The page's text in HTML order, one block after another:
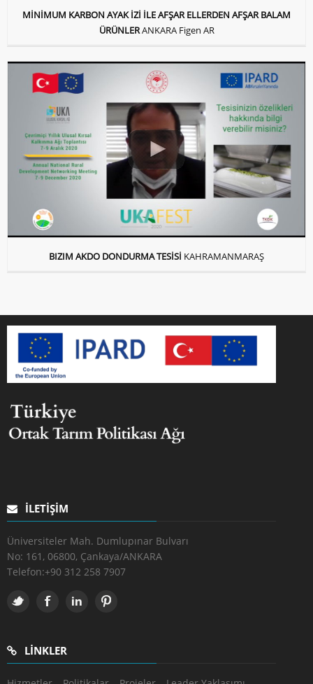
MİNİMUM KARBON AYAK İZİ İLE AFŞAR ELLERDEN AFŞAR BALAM
ÜRÜNLERANKARA Figen AR
BIZIM AKDO DONDURMA TESİSİ KAHRAMANMARAŞ
İLETIŞIM
Üniversiteler Mah. Dumlupınar Bulvarı
No: 161, 06800, Çankaya/ANKARA
Telefon:+90 312 258 7907
LINKLER